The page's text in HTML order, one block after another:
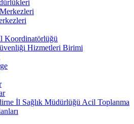
Koordinatörlüğü
Hizmetleri Birimi
İl Sağlık Müdürlüğü Acil Toplanma